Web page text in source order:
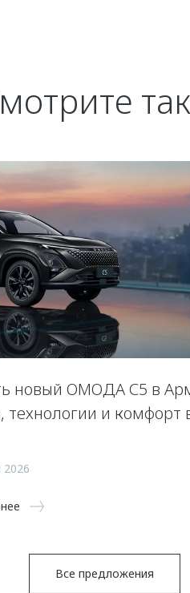
новый ОМОДА С5 в
технологии и комфорт
2026
Все предложения